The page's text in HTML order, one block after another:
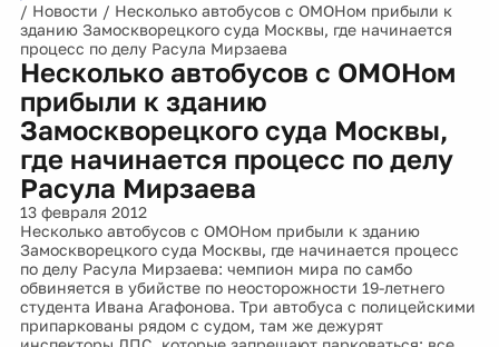
/ Новости / Несколько автобусов с ОМОНом прибыли к
зданию Замоскворецкого суда Москвы, где начинается
процесс по делу Расула Мирзаева
Несколько автобусов с ОМОНом
прибыли к зданию
Замоскворецкого суда Москвы,
где начинается процесс по делу
Расула Мирзаева
13 февраля 2012
Несколько автобусов с ОМОНом прибыли к зданию
Замоскворецкого суда Москвы, где начинается процесс
по делу Расула Мирзаева: чемпион мира по самбо
обвиняется в убийстве по неосторожности 19-летнего
студента Ивана Агафонова. Три автобуса с полицейскими
припаркованы рядом с судом, там же дежурят